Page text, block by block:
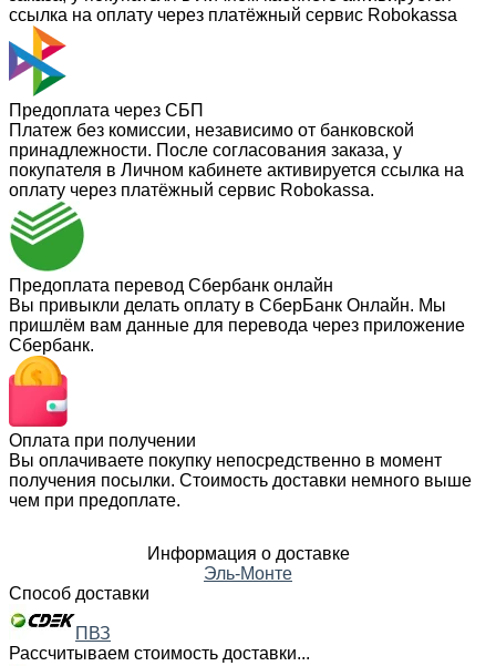
ссылка на оплату через платёжный сервис Robokassa
Предоплата через СБП
Платеж без комиссии, независимо от банковской
принадлежности. После согласования заказа, у
покупателя в Личном кабинете активируется ссылка на
оплату через платёжный сервис Robokassa.
Предоплата перевод Сбербанк онлайн
Вы привыкли делать оплату в СберБанк Онлайн. Мы
пришлём вам данные для перевода через приложение
Сбербанк.
Оплата при получении
Вы оплачиваете покупку непосредственно в момент
получения посылки. Стоимость доставки немного выше
чем при предоплате.
Информация о доставке
Эль-Монте
Способ доставки
ПВЗ
Рассчитываем стоимость доставки...